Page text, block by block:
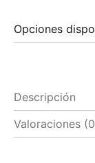
Opciones
Descripción
Valoraciones